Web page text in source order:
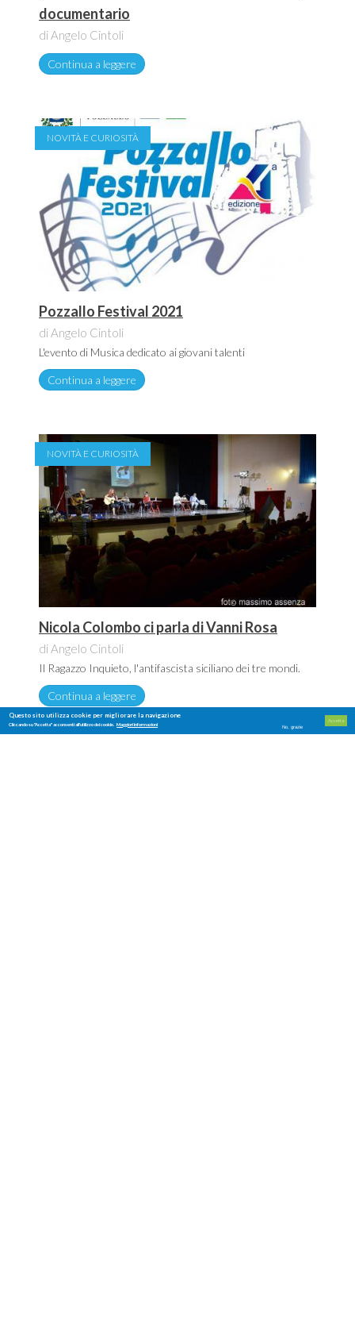
documentario
di Angelo Cintoli
Continua a leggere
NOVITÀ E CURIOSITÀ
Pozzallo Festival 2021
di Angelo Cintoli
L'evento di Musica dedicato ai giovani talenti
Continua a leggere
NOVITÀ E CURIOSITÀ
Nicola Colombo ci parla di Vanni Rosa
di Angelo Cintoli
Il Ragazzo Inquieto, l'antifascista siciliano dei tre mondi.
Continua a leggere
Questo sito utilizza cookie per migliorare la navigazione
Cliccando su "Accetta" acconsenti all'utilizzo dei cookie. Maggiori informazioni
Accetta
No, grazie